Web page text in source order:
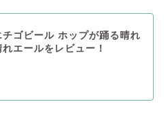
チゴビール ホップが踊る晴れ
れエールをレビュー！